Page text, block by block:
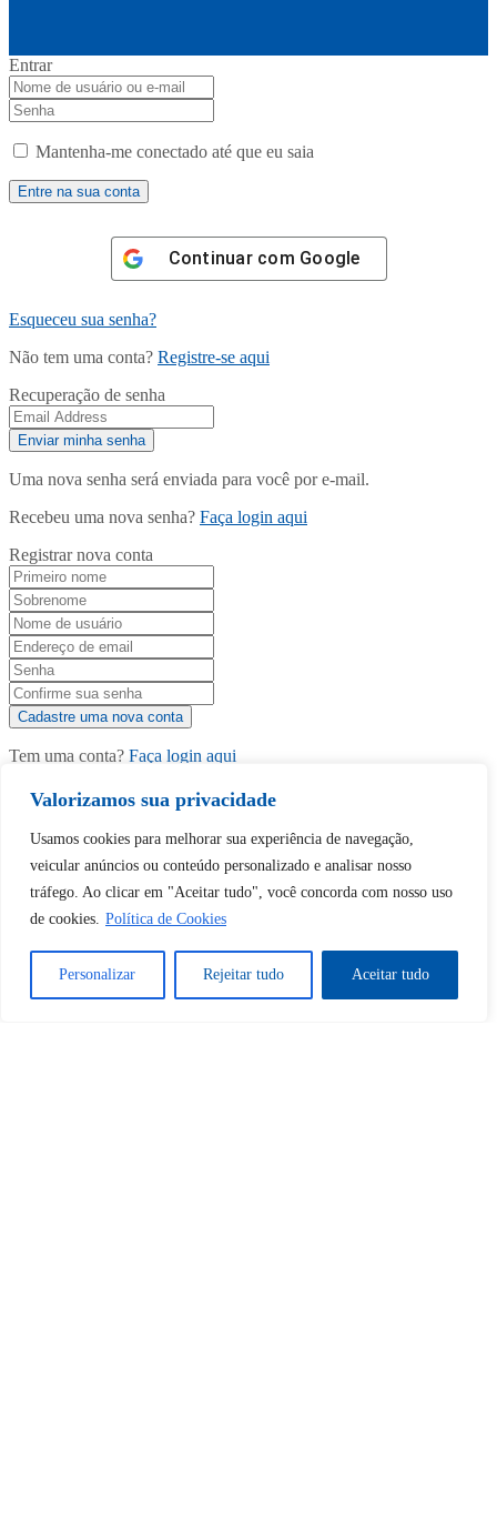
Valorizamos sua privacidade
Usamos cookies para melhorar sua experiência de navegação,
veicular anúncios ou conteúdo personalizado e analisar nosso
tráfego. Ao clicar em "Aceitar tudo", você concorda com nosso uso
de cookies. Política de Cookies
Personalizar Rejeitar tudo Aceitar tudo
Entrar
Mantenha-me conectado até que eu saia
Continuar com Google
Esqueceu sua senha?
Não tem uma conta? Registre-se aqui
Recuperação de senha
Uma nova senha será enviada para você por e-mail.
Recebeu uma nova senha? Faça login aqui
Registrar nova conta
Tem uma conta? Faça login aqui
Continuar comGoogle
Tem certeza de que deseja